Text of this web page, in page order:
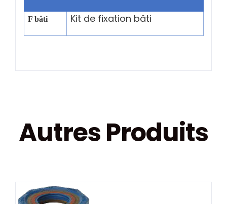
F bâti Kit de fixation bâti
Autres Produits